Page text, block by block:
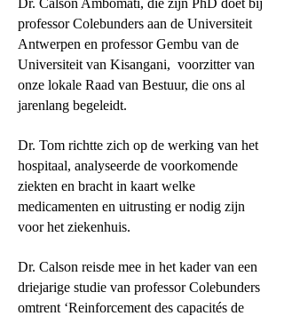
Dr. Calson Ambomati, die zijn PhD doet bij
professor Colebunders aan de Universiteit
Antwerpen en professor Gembu van de
Universiteit van Kisangani, voorzitter van
onze lokale Raad van Bestuur, die ons al
jarenlang begeleidt.
Dr. Tom richtte zich op de werking van het
hospitaal, analyseerde de voorkomende
ziekten en bracht in kaart welke
medicamenten en uitrusting er nodig zijn
voor het ziekenhuis.
Dr. Calson reisde mee in het kader van een
driejarige studie van professor Colebunders
omtrent ‘Reinforcement des capacités de